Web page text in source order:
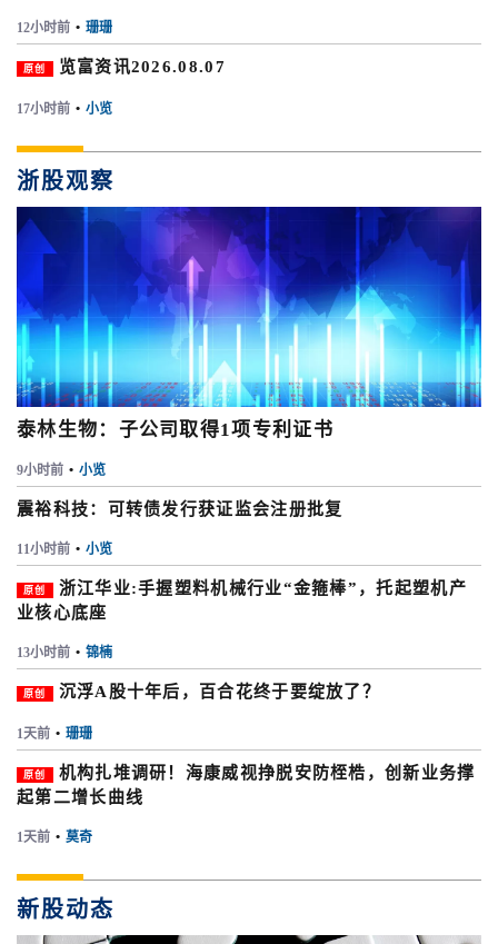
12小时前 • 珊珊
原创 览富资讯2026.08.07
17小时前 • 小览
浙股观察
泰林生物：子公司取得1项专利证书
9小时前 • 小览
震裕科技：可转债发行获证监会注册批复
11小时前 • 小览
原创
浙江华业:手握塑料机械行业“金箍棒”，托起塑机产
业核心底座
13小时前 • 锦楠
原创 沉浮A股十年后，百合花终于要绽放了？
1天前 • 珊珊
原创
机构扎堆调研！海康威视挣脱安防桎梏，创新业务撑
起第二增长曲线
1天前 • 莫奇
新股动态